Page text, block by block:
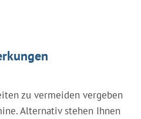
zu vermeiden vergeben
Alternativ stehen Ihnen